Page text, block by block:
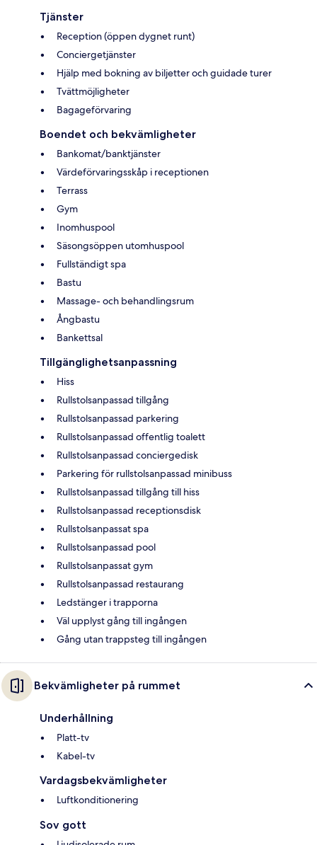
Tjänster
Reception (öppen dygnet runt)
Conciergetjänster
Hjälp med bokning av biljetter och guidade turer
Tvättmöjligheter
Bagageförvaring
Boendet och bekvämligheter
Bankomat/banktjänster
Värdeförvaringsskåp i receptionen
Terrass
Gym
Inomhuspool
Säsongsöppen utomhuspool
Fullständigt spa
Bastu
Massage- och behandlingsrum
Ångbastu
Bankettsal
Tillgänglighetsanpassning
Hiss
Rullstolsanpassad tillgång
Rullstolsanpassad parkering
Rullstolsanpassad offentlig toalett
Rullstolsanpassad conciergedisk
Parkering för rullstolsanpassad minibuss
Rullstolsanpassad tillgång till hiss
Rullstolsanpassad receptionsdisk
Rullstolsanpassat spa
Rullstolsanpassad pool
Rullstolsanpassat gym
Rullstolsanpassad restaurang
Ledstänger i trapporna
Väl upplyst gång till ingången
Gång utan trappsteg till ingången
Bekvämligheter på rummet
Underhållning
Platt-tv
Kabel-tv
Vardagsbekvämligheter
Luftkonditionering
Sov gott